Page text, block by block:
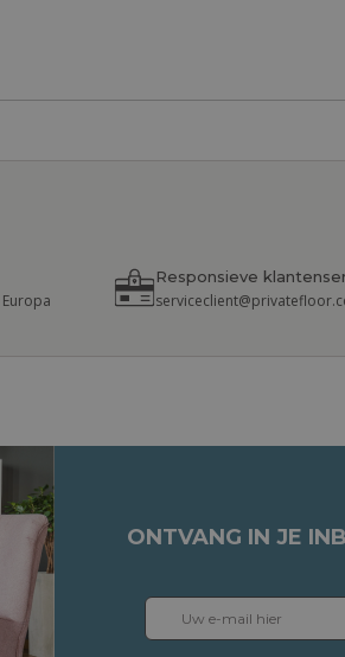
Responsieve
ONTVANG IN JE